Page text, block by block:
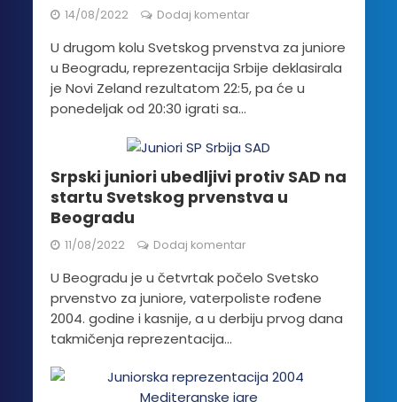
14/08/2022 Dodaj komentar
U drugom kolu Svetskog prvenstva za juniore
u Beogradu, reprezentacija Srbije deklasirala
je Novi Zeland rezultatom 22:5, pa će u
ponedeljak od 20:30 igrati sa...
Srpski juniori ubedljivi protiv SAD na
startu Svetskog prvenstva u
Beogradu
11/08/2022 Dodaj komentar
U Beogradu je u četvrtak počelo Svetsko
prvenstvo za juniore, vaterpoliste rođene
2004. godine i kasnije, a u derbiju prvog dana
takmičenja reprezentacija...